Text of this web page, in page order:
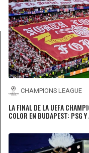
CHAMPIONS LEAGUE
LA FINAL DE LA UEFA
COLOR EN BUDAPEST: PSG